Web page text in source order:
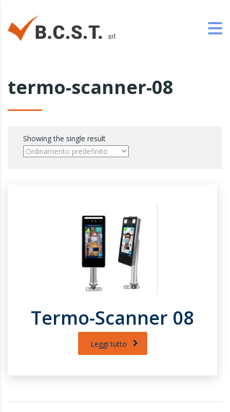
termo-scanner-08
Showing the single result
Termo-Scanner 08
Leggi tutto